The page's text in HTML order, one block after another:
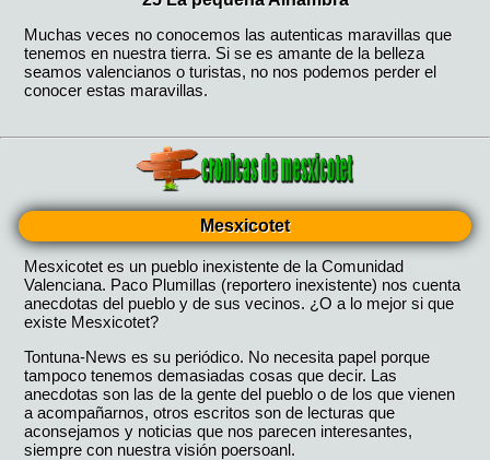
Mesxicotet
Mesxicotet es un pueblo inexistente de la Comunidad
Valenciana. Paco Plumillas (reportero inexistente) nos cuenta
anecdotas del pueblo y de sus vecinos. ¿O a lo mejor si que
existe Mesxicotet?
Tontuna-News es su periódico. No necesita papel porque
tampoco tenemos demasiadas cosas que decir. Las
anecdotas son las de la gente del pueblo o de los que vienen
a acompañarnos, otros escritos son de lecturas que
aconsejamos y noticias que nos parecen interesantes,
siempre con nuestra visión poersoanl.